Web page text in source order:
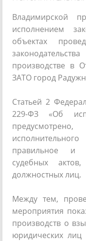
Владимирской
исполнением
объектах
производстве в
ЗАТО город
Статьей 2
229-ФЗ «Об
правильное и
судебных
должностных лиц.
Между тем,
мероприятия
производств о
юридических